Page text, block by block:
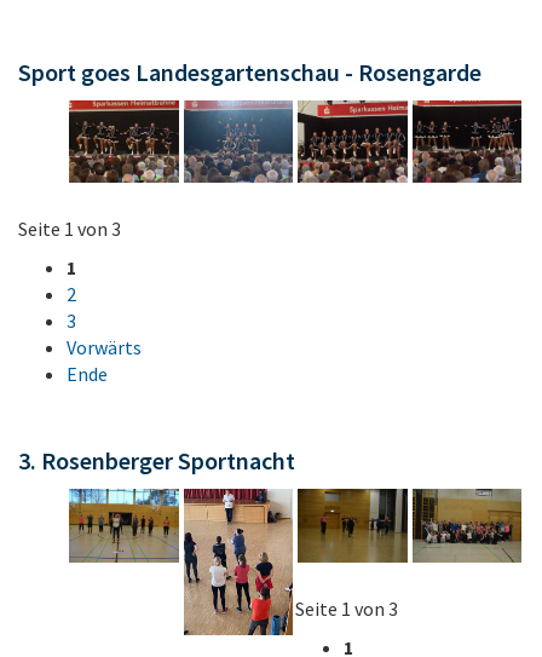
Sport goes Landesgartenschau - Rosengarde
Seite 1 von 3
1
2
3
Vorwärts
Ende
3. Rosenberger Sportnacht
Seite 1 von 3
1